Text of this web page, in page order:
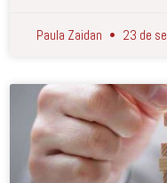
Paula Zaidan 23 de